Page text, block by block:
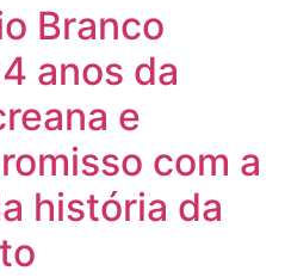
Branco
anos da
e
com a
história da